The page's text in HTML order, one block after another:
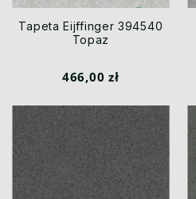
Tapeta Eijffinger 394540
Topaz
466,00 zł